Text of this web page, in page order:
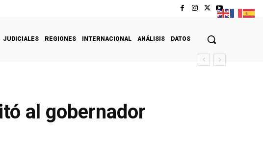
JUDICIALES REGIONES INTERNACIONAL ANÁLISIS DATOS
al gobernador